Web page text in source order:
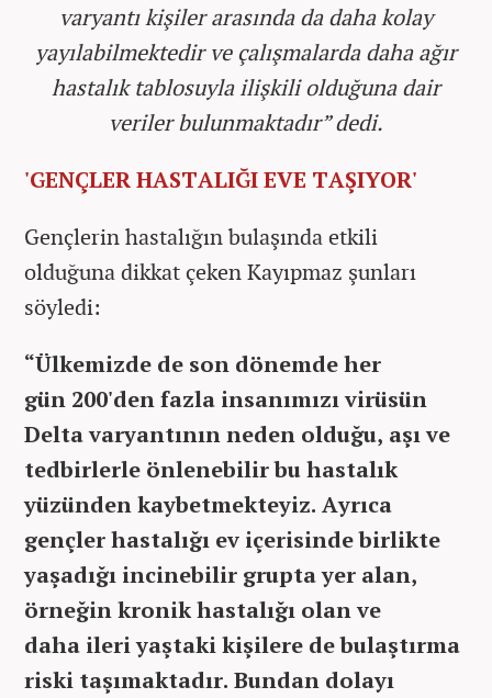
varyantı kişiler arasında da daha kolay
yayılabilmektedir ve çalışmalarda daha ağır
hastalık tablosuyla ilişkili olduğuna dair
veriler bulunmaktadır” dedi.
'GENÇLER HASTALIĞI EVE TAŞIYOR'
Gençlerin hastalığın bulaşında etkili
olduğuna dikkat çeken Kayıpmaz şunları
söyledi:
“Ülkemizde de son dönemde her
gün 200'den fazla insanımızı virüsün
Delta varyantının neden olduğu, aşı ve
tedbirlerle önlenebilir bu hastalık
yüzünden kaybetmekteyiz. Ayrıca
gençler hastalığı ev içerisinde birlikte
yaşadığı incinebilir grupta yer alan,
örneğin kronik hastalığı olan ve
daha ileri yaştaki kişilere de bulaştırma
riski taşımaktadır. Bundan dolayı